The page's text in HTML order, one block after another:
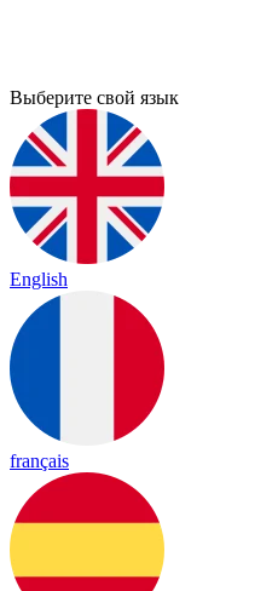
Выберите свой язык
English
français